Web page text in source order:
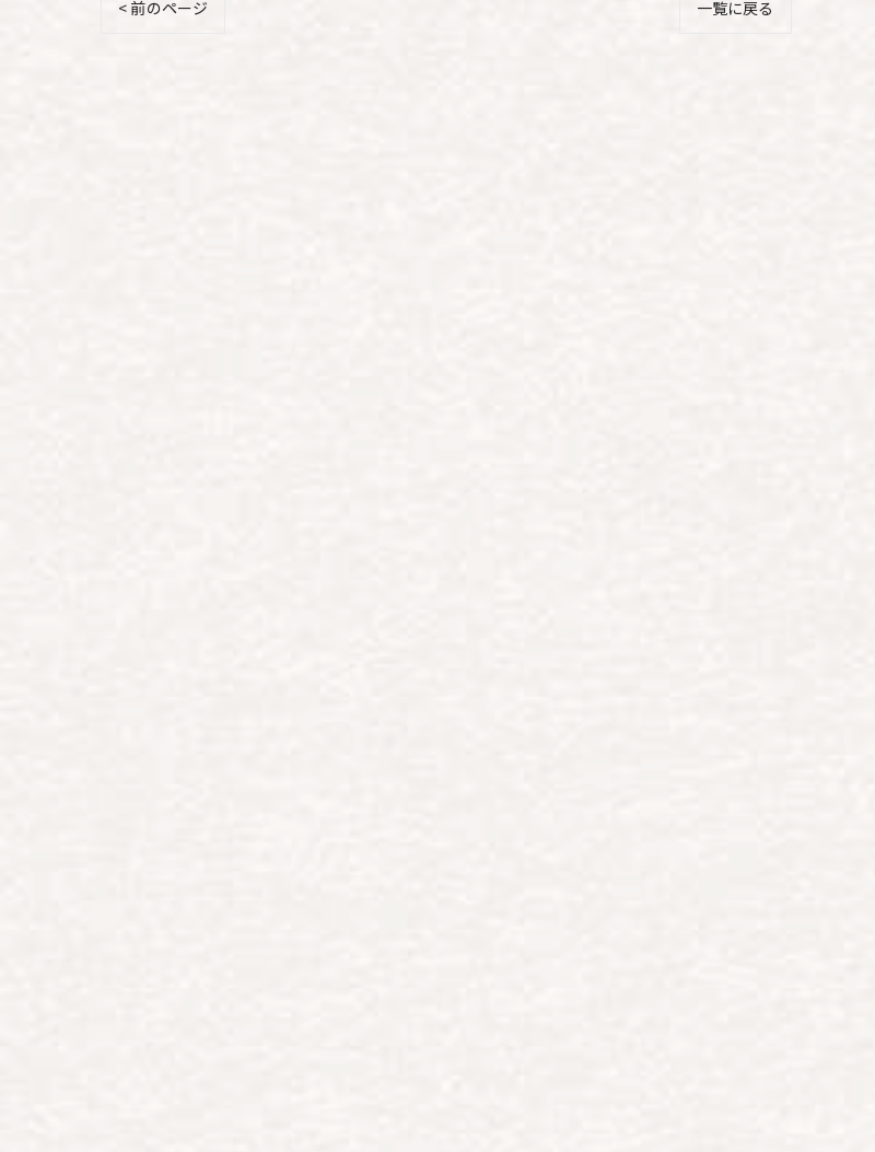
< 前のページ 一覧に戻る